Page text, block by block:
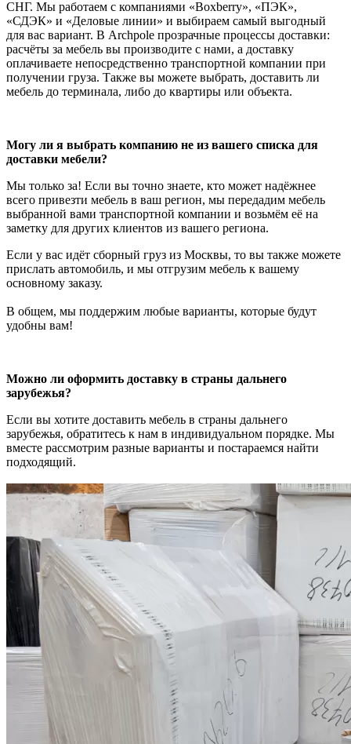
СНГ. Мы работаем с компаниями «Boxberry», «ПЭК»,
«СДЭК» и «Деловые линии» и выбираем самый выгодный
для вас вариант. В Archpole прозрачные процессы доставки:
расчёты за мебель вы производите с нами, а доставку
оплачиваете непосредственно транспортной компании при
получении груза. Также вы можете выбрать, доставить ли
мебель до терминала, либо до квартиры или объекта.
Могу ли я выбрать компанию не из вашего списка для
доставки мебели?
Мы только за! Если вы точно знаете, кто может надёжнее
всего привезти мебель в ваш регион, мы передадим мебель
выбранной вами транспортной компании и возьмём её на
заметку для других клиентов из вашего региона.
Если у вас идёт сборный груз из Москвы, то вы также можете
прислать автомобиль, и мы отгрузим мебель к вашему
основному заказу.
В общем, мы поддержим любые варианты, которые будут
удобны вам!
Можно ли оформить доставку в страны дальнего
зарубежья?
Если вы хотите доставить мебель в страны дальнего
зарубежья, обратитесь к нам в индивидуальном порядке. Мы
вместе рассмотрим разные варианты и постараемся найти
подходящий.